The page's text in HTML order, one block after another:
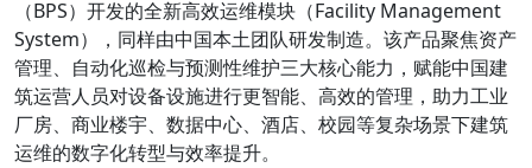
（BPS）开发的全新高效运维模块（Facility Management
System），同样由中国本土团队研发制造。该产品聚焦资产
管理、自动化巡检与预测性维护三大核心能力，赋能中国建
筑运营人员对设备设施进行更智能、高效的管理，助力工业
厂房、商业楼宇、数据中心、酒店、校园等复杂场景下建筑
运维的数字化转型与效率提升。